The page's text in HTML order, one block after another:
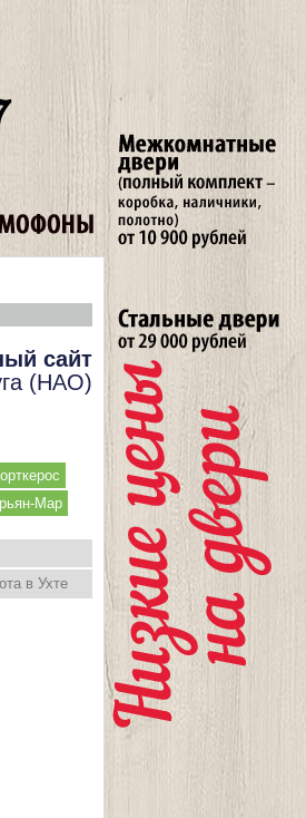
сайт
(НАО)
Мар
в Ухте